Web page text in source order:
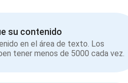
su contenido
en el área de texto. Los
tener menos de 5000 cada vez.